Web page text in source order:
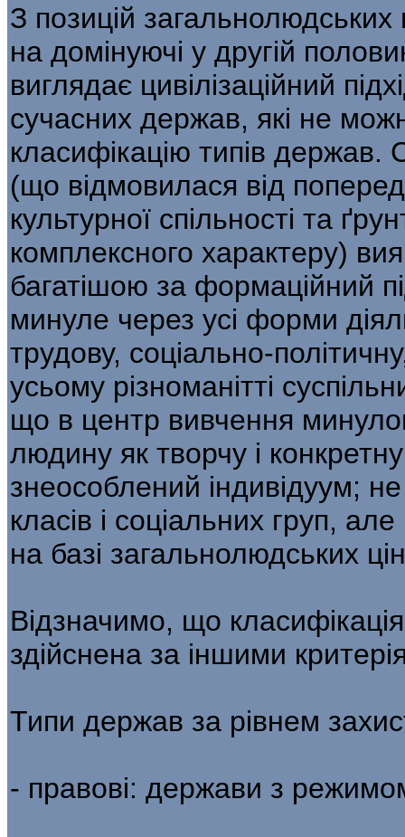
З позицій
на домінуючі у другій
виглядає цивілізаційний
сучасних держав, які не
класифікацію типів держав.
(що відмовилася від
культурної спільності та
комплексного характеру)
багатішою за формаційний
минуле через усі форми
трудову, соціально-
усьому різноманітті
що в центр вивчення
людину як творчу і
знеособлений індивідуум;
класів і соціальних груп,
на базі загальнолюдських
Відзначимо, що
здійснена за іншими
Типи держав за рівнем
- правові: держави з